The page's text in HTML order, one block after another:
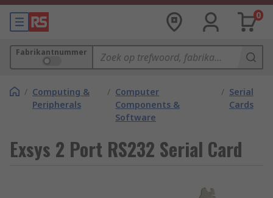
0
Fabrikantnummer
/ Computing &
Peripherals
/ Computer
Components &
Software
/ Serial
Cards
Exsys 2 Port RS232 Serial Card